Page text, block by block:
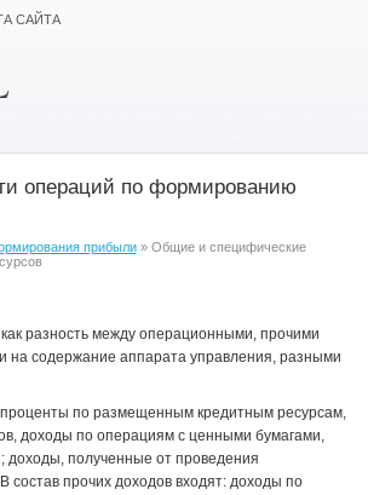
САЙТА
операций по формированию
прибыли» Общие и специфические
разность между операционными, прочими
содержание аппарата управления, разными
по размещенным кредитным ресурсам,
доходы по операциям с ценными бумагами,
полученные от проведения
прочих доходов входят: доходы по